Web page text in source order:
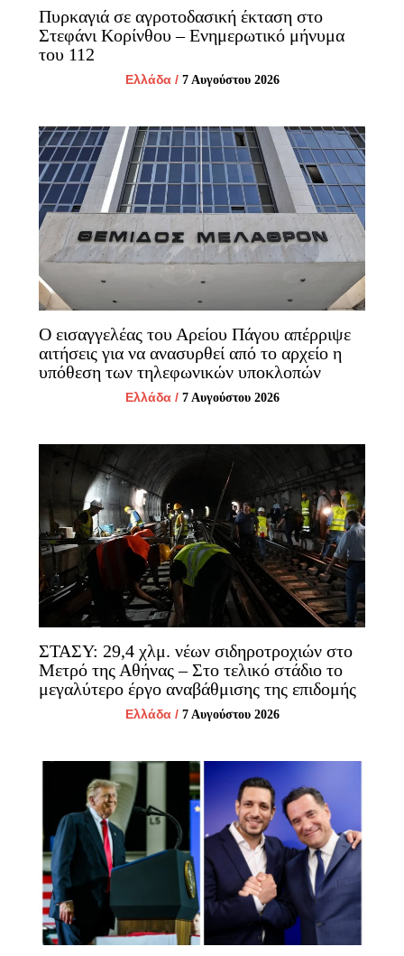
Πυρκαγιά σε αγροτοδασική έκταση στο
Στεφάνι Κορίνθου – Ενημερωτικό μήνυμα
του 112
Ελλάδα/ 7 Αυγούστου 2026
Ο εισαγγελέας του Αρείου Πάγου απέρριψε
αιτήσεις για να ανασυρθεί από το αρχείο η
υπόθεση των τηλεφωνικών υποκλοπών
Ελλάδα/ 7 Αυγούστου 2026
ΣΤΑΣΥ: 29,4 χλμ. νέων σιδηροτροχιών στο
Μετρό της Αθήνας – Στο τελικό στάδιο το
μεγαλύτερο έργο αναβάθμισης της επιδομής
Ελλάδα/ 7 Αυγούστου 2026